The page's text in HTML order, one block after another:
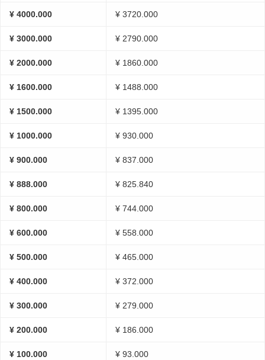
¥ 4000.000 ¥ 3720.000
¥ 3000.000 ¥ 2790.000
¥ 2000.000 ¥ 1860.000
¥ 1600.000 ¥ 1488.000
¥ 1500.000 ¥ 1395.000
¥ 1000.000 ¥ 930.000
¥ 900.000 ¥ 837.000
¥ 888.000 ¥ 825.840
¥ 800.000 ¥ 744.000
¥ 600.000 ¥ 558.000
¥ 500.000 ¥ 465.000
¥ 400.000 ¥ 372.000
¥ 300.000 ¥ 279.000
¥ 200.000 ¥ 186.000
¥ 100.000 ¥ 93.000